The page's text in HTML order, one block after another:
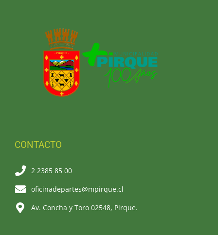
CONTACTO
2 2385 85 00
oficinadepartes@mpirque.cl
Av. Concha y Toro 02548, Pirque.